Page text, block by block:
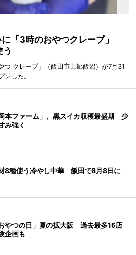
「3時のおやつクレープ」
つ クレープ」（飯田市上郷飯沼）が7月31
ンした。
本ファーム」、黒スイカ収穫最盛期 少
み強く
8種使う冷やし中華 飯田で8月8日に
やつの日」夏の拡大版 過去最多16店
企画も